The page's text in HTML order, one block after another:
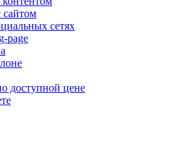
сайтом
сетях
page
доступной цене